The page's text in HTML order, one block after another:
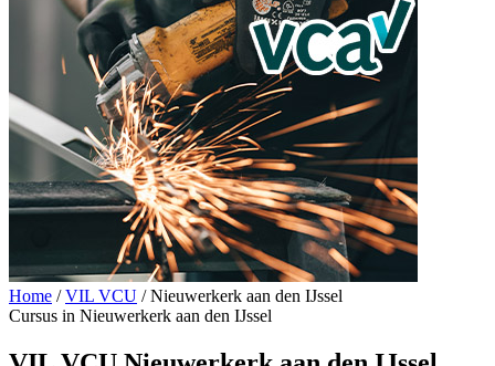
Home / VIL VCU / Nieuwerkerk aan den IJssel
Cursus in Nieuwerkerk aan den IJssel